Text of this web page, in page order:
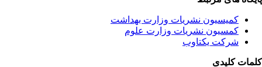
کمیسیون نشریات وزارت بهداشت
کمسیون نشریات وزارت علوم
شرکت یکتاوب
کلیدی